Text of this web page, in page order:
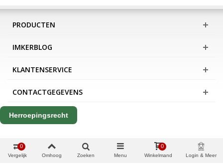
PRODUCTEN
IMKERBLOG
KLANTENSERVICE
CONTACTGEGEVENS
Herroepingsrecht
Vergelijk
0
Omhoog Zoeken Menu Winkelmand
0
Login & Meer